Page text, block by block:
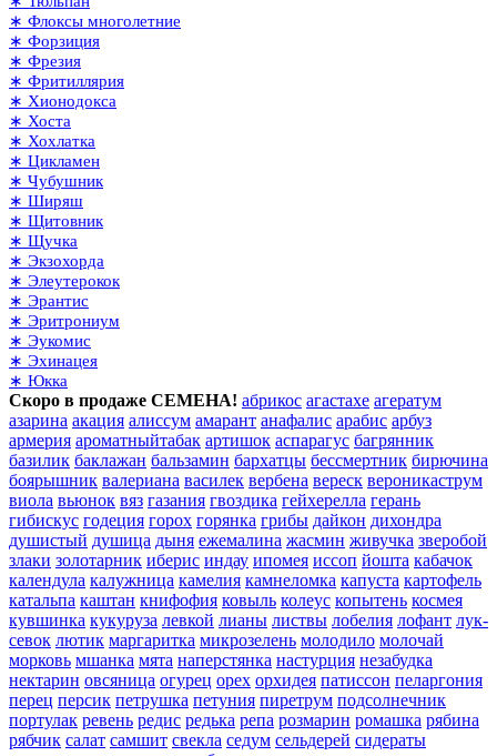
∗ Флоксы многолетние
∗ Форзиция
∗ Фрезия
∗ Фритиллярия
∗ Хионодокса
∗ Хоста
∗ Хохлатка
∗ Цикламен
∗ Чубушник
∗ Ширяш
∗ Щитовник
∗ Щучка
∗ Экзохорда
∗ Элеутерокок
∗ Эрантис
∗ Эритрониум
∗ Эукомис
∗ Эхинацея
∗ Юкка
Скоро в продаже СЕМЕНА! абрикос агастахе агератум
азарина акация алиссум амарант анафалис арабис арбуз
армерия ароматныйтабак артишок аспарагус багрянник
базилик баклажан бальзамин бархатцы бессмертник бирючина
боярышник валериана василек вербена вереск вероникаструм
виола вьюнок вяз газания гвоздика гейхерелла герань
гибискус годеция горох горянка грибы дайкон дихондра
душистый душица дыня ежемалина жасмин живучка зверобой
злаки золотарник иберис индау ипомея иссоп йошта кабачок
календула калужница камелия камнеломка капуста картофель
катальпа каштан книфофия ковыль колеус копытень космея
кувшинка кукуруза левкой лианы листвы лобелия лофант лук-
севок лютик маргаритка микрозелень молодило молочай
морковь мшанка мята наперстянка настурция незабудка
нектарин овсяница огурец орех орхидея патиссон пеларгония
перец персик петрушка петуния пиретрум подсолнечник
портулак ревень редис редька репа розмарин ромашка рябина
рябчик салат самшит свекла седум сельдерей сидераты